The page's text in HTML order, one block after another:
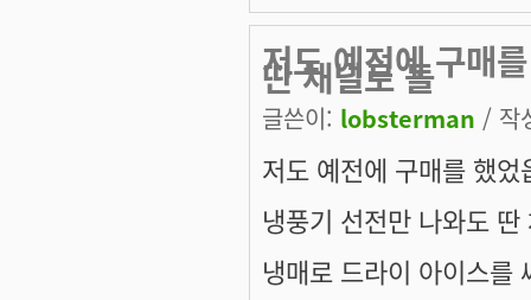
저도 예전에 구매
딴 채널로 돌
글쓴이: lobsterman / 작
저도 예전에 구매를 했었
냉풍기 선전만 나와도
냉매로 드라이 아이스를